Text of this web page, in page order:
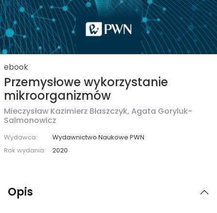
ebook
Przemysłowe wykorzystanie
mikroorganizmów
Mieczysław Kazimierz Błaszczyk, Agata Goryluk-
Salmonowicz
Wydawca:
Wydawnictwo Naukowe PWN
Rok wydania:
2020
Opis